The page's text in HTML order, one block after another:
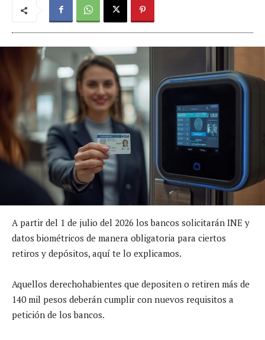
A partir del 1 de julio del 2026 los bancos solicitarán INE y
datos biométricos de manera obligatoria para ciertos
retiros y depósitos, aquí te lo explicamos.
Aquellos derechohabientes que depositen o retiren más de
140 mil pesos deberán cumplir con nuevos requisitos a
petición de los bancos.